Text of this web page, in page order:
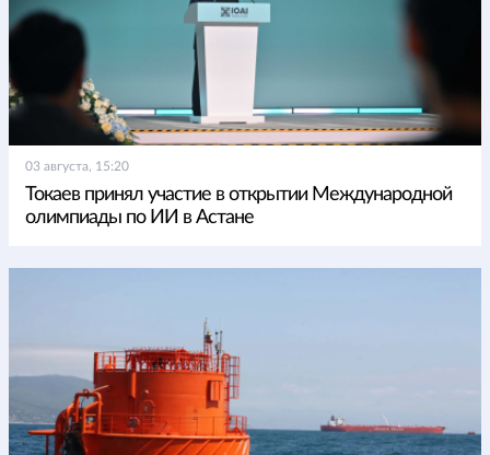
03 августа, 15:20
Токаев принял участие в открытии Международной
олимпиады по ИИ в Астане